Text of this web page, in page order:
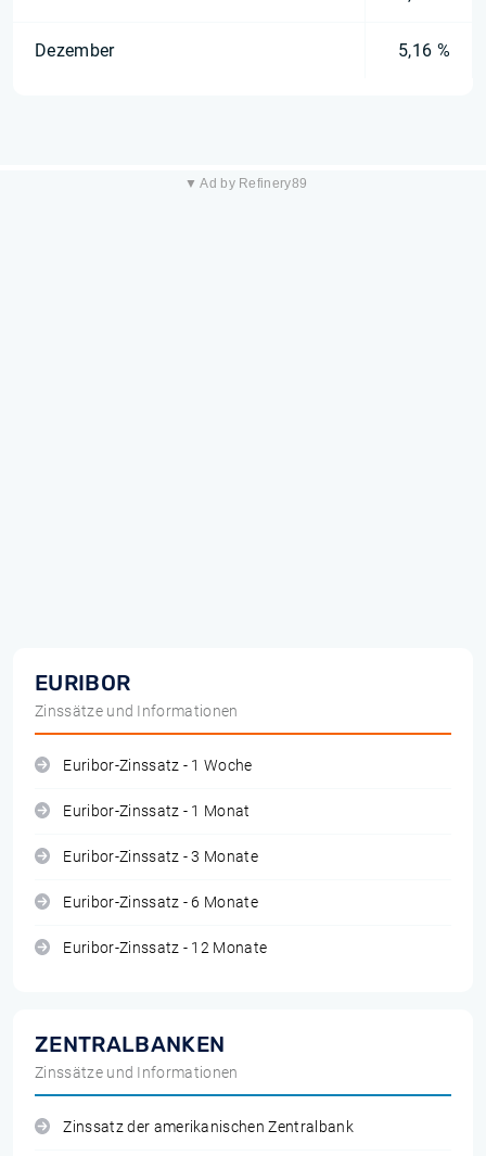
Dezember 5,16 %
▼ Ad by Refinery89
EURIBOR
Zinssätze und Informationen
Euribor-Zinssatz - 1 Woche
Euribor-Zinssatz - 1 Monat
Euribor-Zinssatz - 3 Monate
Euribor-Zinssatz - 6 Monate
Euribor-Zinssatz - 12 Monate
ZENTRALBANKEN
Zinssätze und Informationen
Zinssatz der amerikanischen Zentralbank